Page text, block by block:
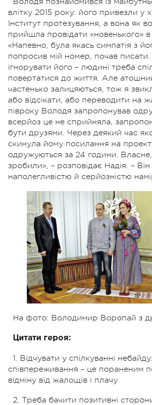
влітку 2015 року: його привезли у
Інститут протезування, а вона як
прийшла провідати «новенького» в
«Напевно, була якась симпатія з
попросив мій номер, почав
ігнорувати його – людині треба
повертатися до життя. Але
частенько залицяються, тож я
або відсікати, або переводити на
півроку Володя запропонував
всерйоз це не сприйняла,
бути друзями. Через деякий час
скинула йому посилання на
одружуються за 24 години. Власне,
зробили», – розповідає Надія. –
наполегливістю й серйозністю
На фото: Володимир Воропай з
Цитати героя:
1. Відчувати у спілкуванні
співпереживання – це пораненим
відміну від жалощів і плачу.
2. Треба бачити позитивні